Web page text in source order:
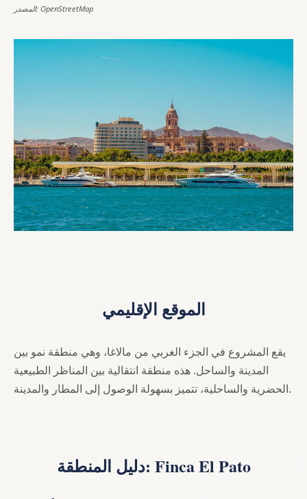
المصدر: OpenStreetMap
الموقع الإقليمي
يقع المشروع في الجزء الغربي من مالاغا، وهي منطقة نمو بين
المدينة والساحل. هذه منطقة انتقالية بين المناظر الطبيعية
الحضرية والساحلية، تتميز بسهولة الوصول إلى المطار والمدينة.
دليل المنطقة: Finca El Pato